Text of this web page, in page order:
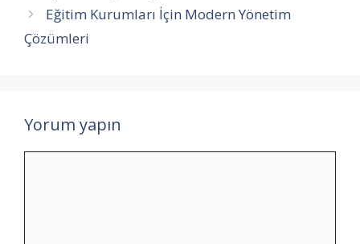
Eğitim Kurumları İçin Modern Yönetim
Çözümleri
Yorum yapın